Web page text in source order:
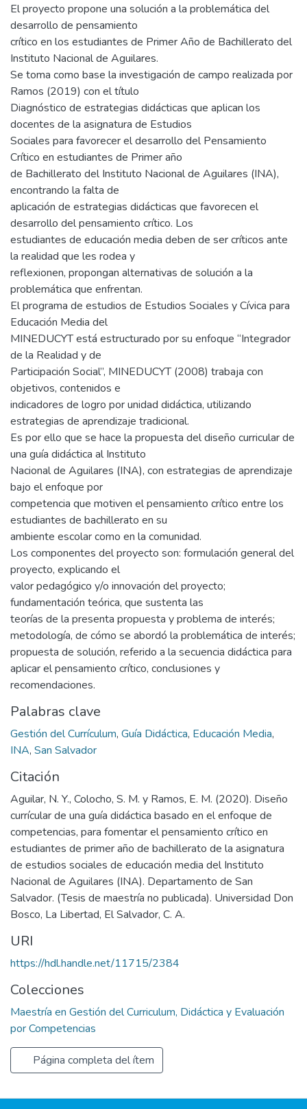
El proyecto propone una solución a la problemática del
desarrollo de pensamiento
crítico en los estudiantes de Primer Año de Bachillerato del
Instituto Nacional de Aguilares.
Se toma como base la investigación de campo realizada por
Ramos (2019) con el título
Diagnóstico de estrategias didácticas que aplican los
docentes de la asignatura de Estudios
Sociales para favorecer el desarrollo del Pensamiento
Crítico en estudiantes de Primer año
de Bachillerato del Instituto Nacional de Aguilares (INA),
encontrando la falta de
aplicación de estrategias didácticas que favorecen el
desarrollo del pensamiento crítico. Los
estudiantes de educación media deben de ser críticos ante
la realidad que les rodea y
reflexionen, propongan alternativas de solución a la
problemática que enfrentan.
El programa de estudios de Estudios Sociales y Cívica para
Educación Media del
MINEDUCYT está estructurado por su enfoque “Integrador
de la Realidad y de
Participación Social”, MINEDUCYT (2008) trabaja con
objetivos, contenidos e
indicadores de logro por unidad didáctica, utilizando
estrategias de aprendizaje tradicional.
Es por ello que se hace la propuesta del diseño curricular de
una guía didáctica al Instituto
Nacional de Aguilares (INA), con estrategias de aprendizaje
bajo el enfoque por
competencia que motiven el pensamiento crítico entre los
estudiantes de bachillerato en su
ambiente escolar como en la comunidad.
Los componentes del proyecto son: formulación general del
proyecto, explicando el
valor pedagógico y/o innovación del proyecto;
fundamentación teórica, que sustenta las
teorías de la presenta propuesta y problema de interés;
metodología, de cómo se abordó la problemática de interés;
propuesta de solución, referido a la secuencia didáctica para
aplicar el pensamiento crítico, conclusiones y
recomendaciones.
Palabras clave
Gestión del Currículum, Guía Didáctica, Educación Media,
INA, San Salvador
Citación
Aguilar, N. Y., Colocho, S. M. y Ramos, E. M. (2020). Diseño
currícular de una guía didáctica basado en el enfoque de
competencias, para fomentar el pensamiento crítico en
estudiantes de primer año de bachillerato de la asignatura
de estudios sociales de educación media del Instituto
Nacional de Aguilares (INA). Departamento de San
Salvador. (Tesis de maestría no publicada). Universidad Don
Bosco, La Libertad, El Salvador, C. A.
URI
https://hdl.handle.net/11715/2384
Colecciones
Maestría en Gestión del Curriculum, Didáctica y Evaluación
por Competencias
Página completa del ítem